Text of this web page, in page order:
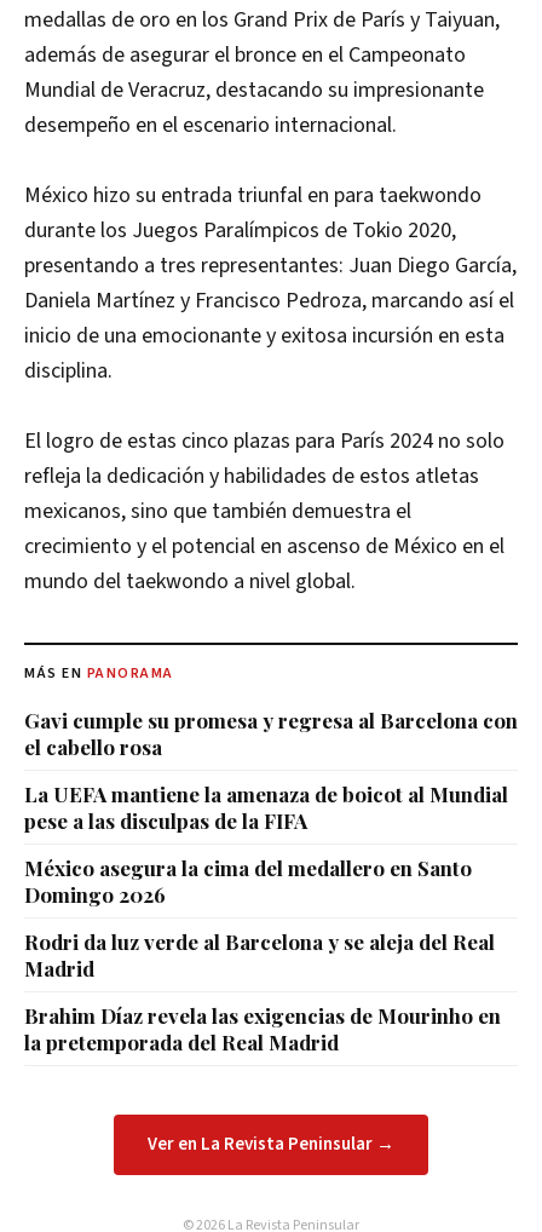
medallas de oro en los Grand Prix de París y Taiyuan,
además de asegurar el bronce en el Campeonato
Mundial de Veracruz, destacando su impresionante
desempeño en el escenario internacional.
México hizo su entrada triunfal en para taekwondo
durante los Juegos Paralímpicos de Tokio 2020,
presentando a tres representantes: Juan Diego García,
Daniela Martínez y Francisco Pedroza, marcando así el
inicio de una emocionante y exitosa incursión en esta
disciplina.
El logro de estas cinco plazas para París 2024 no solo
refleja la dedicación y habilidades de estos atletas
mexicanos, sino que también demuestra el
crecimiento y el potencial en ascenso de México en el
mundo del taekwondo a nivel global.
MÁS EN PANORAMA
Gavi cumple su promesa y regresa al Barcelona con
el cabello rosa
La UEFA mantiene la amenaza de boicot al Mundial
pese a las disculpas de la FIFA
México asegura la cima del medallero en Santo
Domingo 2026
Rodri da luz verde al Barcelona y se aleja del Real
Madrid
Brahim Díaz revela las exigencias de Mourinho en
la pretemporada del Real Madrid
Ver en La Revista Peninsular →
© 2026 La Revista Peninsular